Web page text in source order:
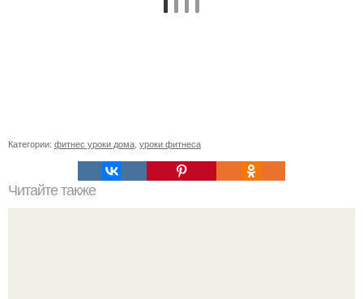
Категории: фитнес уроки дома уроки фитнеса
Читайте также